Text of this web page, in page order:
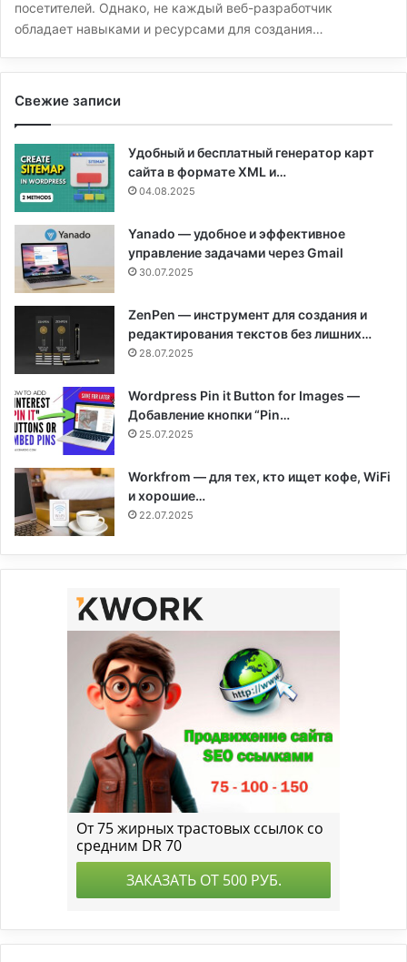
посетителей. Однако, не каждый веб-разработчик
обладает навыками и ресурсами для создания…
Свежие записи
Удобный и бесплатный генератор карт
сайта в формате XML и…
04.08.2025
Yanado — удобное и эффективное
управление задачами через Gmail
30.07.2025
ZenPen — инструмент для создания и
редактирования текстов без лишних…
28.07.2025
Wordpress Pin it Button for Images —
Добавление кнопки “Pin…
25.07.2025
Workfrom — для тех, кто ищет кофе, WiFi
и хорошие…
22.07.2025